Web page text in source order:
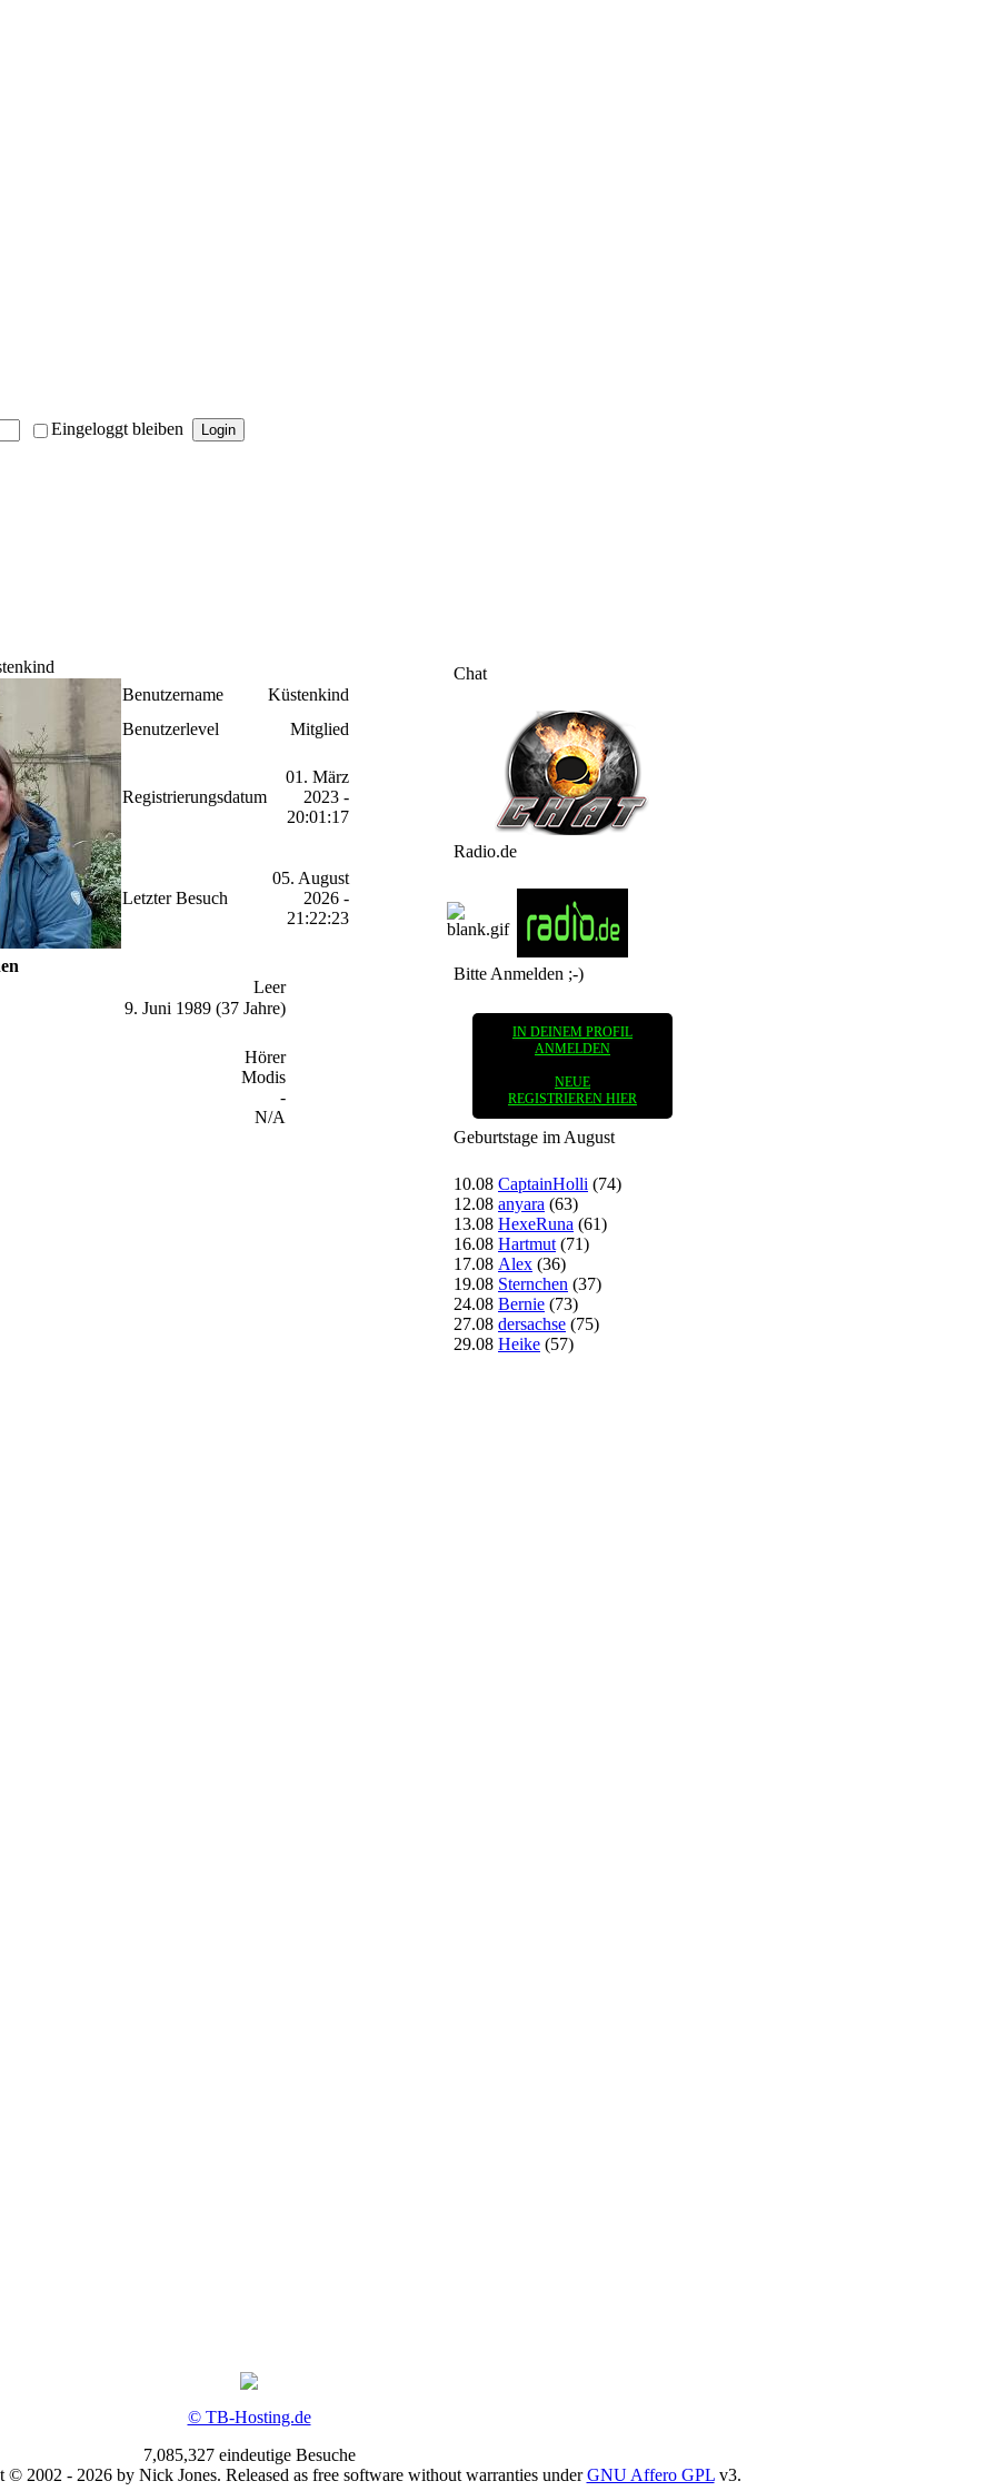
Eingeloggt bleiben
Benutzername
Küstenkind
Benutzerlevel
Mitglied
Registrierungsdatum
01. März
2023 -
20:01:17
Letzter Besuch
05. August
2026 -
21:22:23
Leer
9. Juni 1989 (37 Jahre)
Hörer
Modis
-
N/A
Chat
Radio.de
Bitte Anmelden ;-)
IN DEINEM PROFIL
ANMELDEN
NEUE
REGISTRIEREN HIER
Geburtstage im August
10.08 CaptainHolli (74)
12.08 anyara (63)
13.08 HexeRuna (61)
16.08 Hartmut (71)
17.08 Alex (36)
19.08 Sternchen (37)
24.08 Bernie (73)
27.08 dersachse (75)
29.08 Heike (57)
© TB-Hosting.de
7,085,327 eindeutige Besuche
© 2002 - 2026 by Nick Jones. Released as free software without warranties underGNU Affero GPLv3.